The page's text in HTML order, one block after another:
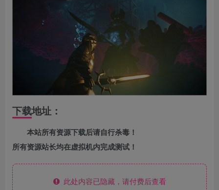
下载地址：
本站所有资源下载后请自行杀毒！
所有资源站长均在虚拟机内完成测试！
此处内容已隐藏，请付费后查看